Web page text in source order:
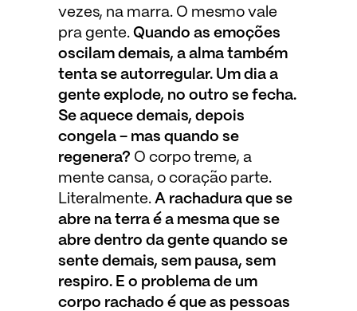
vezes, na marra. O mesmo vale
pra gente.Quando as emoções
oscilam demais, a alma também
tenta se autorregular. Um dia a
gente explode, no outro se fecha.
Se aquece demais, depois
congela – mas quando se
regenera? O corpo treme, a
mente cansa, o coração parte.
Literalmente.A rachadura que se
abre na terra é a mesma que se
abre dentro da gente quando se
sente demais, sem pausa, sem
respiro. E o problema de um
corpo rachado é que as pessoas